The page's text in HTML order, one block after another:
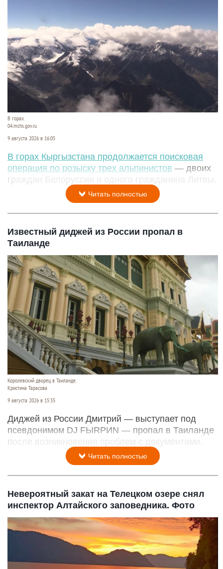
В горах.
04.mchs.gov.ru
9 августа 2026 в 16:05
В горах Кыргызстана продолжается поисковая
операция по розыску трех альпинистов — двоих
граждан Белоруссии и одного гражданина Литвы.
Читать полностью
Известный диджей из России пропал в
Таиланде
Королевский дворец в Таиланде.
Кристина Тарасова
9 августа 2026 в 15:35
Диджей из России Дмитрий — выступает под
псевдонимом DJ FЫRРИN — пропал в Таиланде
после возникновения проблем с документами.
Читать полностью
Невероятный закат на Телецком озере снял
инспектор Алтайского заповедника. Фото